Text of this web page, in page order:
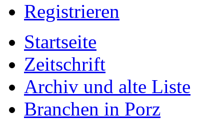
Registrieren
Startseite
Zeitschrift
Archiv und alte Liste
Branchen in Porz